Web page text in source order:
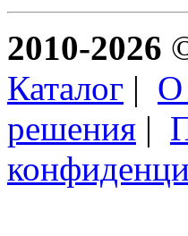
2010-2026
Каталог | О
решения |